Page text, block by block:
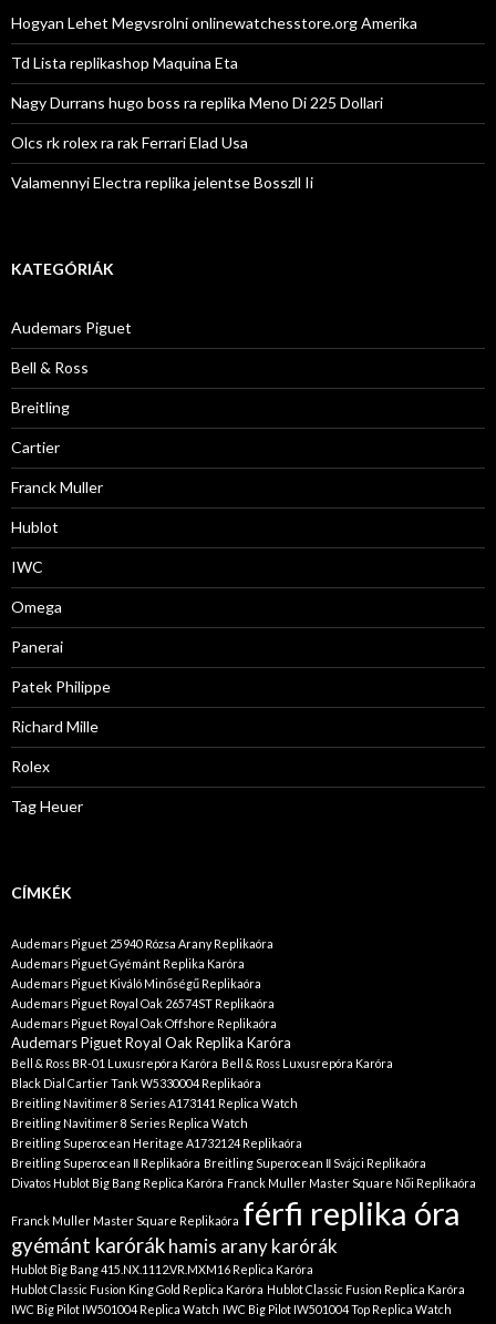
Hogyan Lehet Megvsrolni onlinewatchesstore.org Amerika
Td Lista replikashop Maquina Eta
Nagy Durrans hugo boss ra replika Meno Di 225 Dollari
Olcs rk rolex ra rak Ferrari Elad Usa
Valamennyi Electra replika jelentse Bosszll Ii
KATEGÓRIÁK
Audemars Piguet
Bell & Ross
Breitling
Cartier
Franck Muller
Hublot
IWC
Omega
Panerai
Patek Philippe
Richard Mille
Rolex
Tag Heuer
CÍMKÉK
Audemars Piguet 25940 Rózsa Arany Replikaóra
Audemars Piguet Gyémánt Replika Karóra
Audemars Piguet Kiváló Minőségű Replikaóra
Audemars Piguet Royal Oak 26574ST Replikaóra
Audemars Piguet Royal Oak Offshore Replikaóra
Audemars Piguet Royal Oak Replika Karóra
Bell & Ross BR-01 Luxusrepóra Karóra Bell & Ross Luxusrepóra Karóra
Black Dial Cartier Tank W5330004 Replikaóra
Breitling Navitimer 8 Series A173141 Replica Watch
Breitling Navitimer 8 Series Replica Watch
Breitling Superocean Heritage A1732124 Replikaóra
Breitling Superocean Ⅱ Replikaóra Breitling Superocean Ⅱ Svájci Replikaóra
Divatos Hublot Big Bang Replica Karóra Franck Muller Master Square Női Replikaóra
Franck Muller Master Square Replikaóra férfi replika óra
gyémánt karórákhamis arany karórák
Hublot Big Bang 415.NX.1112.VR.MXM16 Replica Karóra
Hublot Classic Fusion King Gold Replica Karóra Hublot Classic Fusion Replica Karóra
IWC Big Pilot IW501004 Replica Watch IWC Big Pilot IW501004 Top Replica Watch